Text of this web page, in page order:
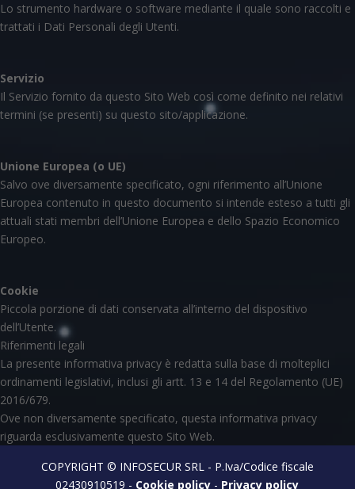
Lo strumento hardware o software mediante il quale sono raccolti e
trattati i Dati Personali degli Utenti.
Servizio
Il Servizio fornito da questo Sito Web così come definito nei relativi
termini (se presenti) su questo sito/applicazione.
Unione Europea (o UE)
Salvo ove diversamente specificato, ogni riferimento all’Unione
Europea contenuto in questo documento si intende esteso a tutti gli
attuali stati membri dell’Unione Europea e dello Spazio Economico
Europeo.
Cookie
Piccola porzione di dati conservata all’interno del dispositivo
dell’Utente.
Riferimenti legali
La presente informativa privacy è redatta sulla base di molteplici
ordinamenti legislativi, inclusi gli artt. 13 e 14 del Regolamento (UE)
2016/679.
Ove non diversamente specificato, questa informativa privacy
riguarda esclusivamente questo Sito Web.
COPYRIGHT © INFOSECUR SRL - P.Iva/Codice fiscale
02430910519 - Cookie policy - Privacy policy